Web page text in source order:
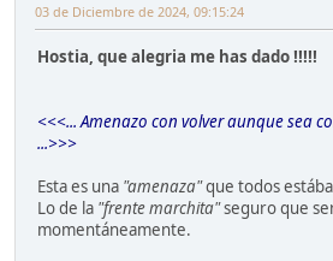
03 de Diciembre de 2024, 09:15:24
Hostia, que alegria me has dado !!!!!
<<<... Amenazo con volver aunque sea
...>>>
Esta es una "amenaza"que todos
Lo de la "frente marchita"seguro que
momentáneamente.